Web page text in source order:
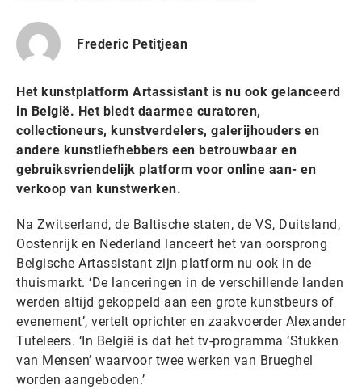
Frederic Petitjean
Het kunstplatform Artassistant is nu ook gelanceerd
in België. Het biedt daarmee curatoren,
collectioneurs, kunstverdelers, galerijhouders en
andere kunstliefhebbers een betrouwbaar en
gebruiksvriendelijk platform voor online aan- en
verkoop van kunstwerken.
Na Zwitserland, de Baltische staten, de VS, Duitsland,
Oostenrijk en Nederland lanceert het van oorsprong
Belgische Artassistant zijn platform nu ook in de
thuismarkt. ‘De lanceringen in de verschillende landen
werden altijd gekoppeld aan een grote kunstbeurs of
evenement’, vertelt oprichter en zaakvoerder Alexander
Tuteleers. ‘In België is dat het tv-programma ‘Stukken
van Mensen’ waarvoor twee werken van Brueghel
worden aangeboden.’